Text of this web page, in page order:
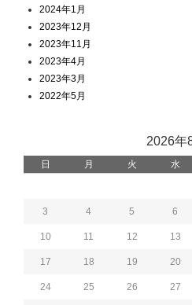
2024年1月
2023年12月
2023年11月
2023年4月
2023年3月
2022年5月
2026年
日 月 火 水
3 4 5 6
10 11 12 13
17 18 19 20
24 25 26 27